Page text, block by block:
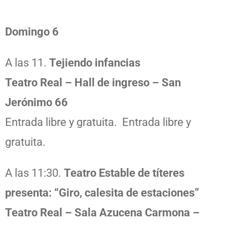
Domingo 6
A las 11. Tejiendo infancias
Teatro Real – Hall de ingreso – San
Jerónimo 66
Entrada libre y gratuita. Entrada libre y
gratuita.
A las 11:30. Teatro Estable de títeres
presenta: “Giro, calesita de estaciones”
Teatro Real – Sala Azucena Carmona –